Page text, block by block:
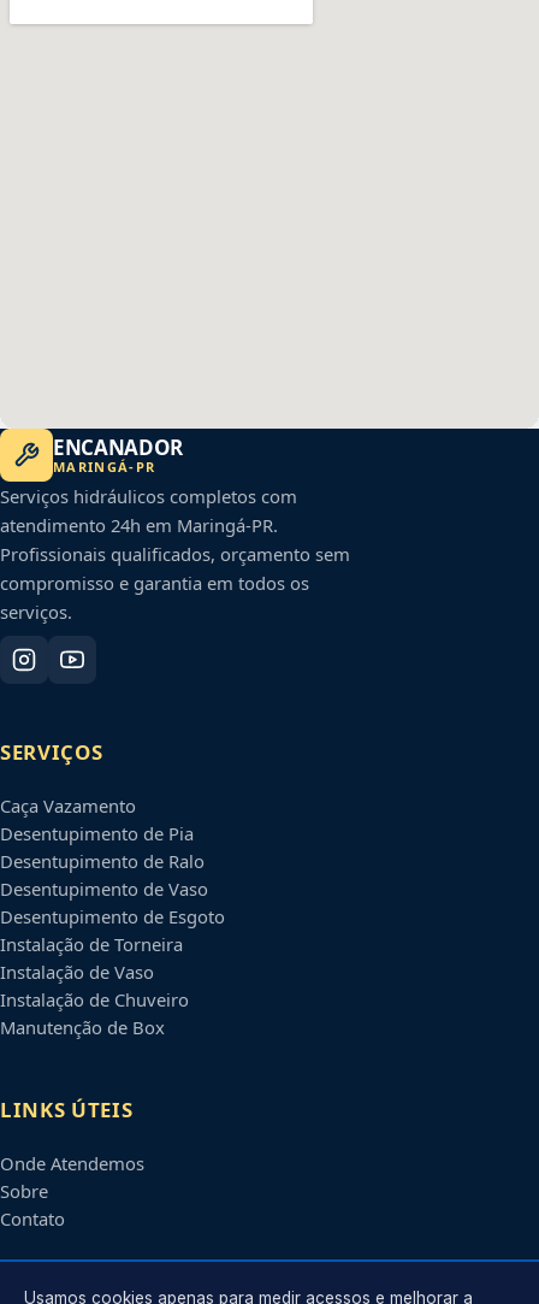
ENCANADOR
MARINGÁ- PR
Serviços hidráulicos completos com
atendimento 24h em Maringá-PR.
Profissionais qualificados, orçamento sem
compromisso e garantia em todos os
serviços.
SERVIÇOS
Caça Vazamento
Desentupimento de Pia
Desentupimento de Ralo
Desentupimento de Vaso
Desentupimento de Esgoto
Instalação de Torneira
Instalação de Vaso
Instalação de Chuveiro
Manutenção de Box
LINKS ÚTEIS
Onde Atendemos
Sobre
Contato
Usamos cookies apenas para medir acessos e melhorar a